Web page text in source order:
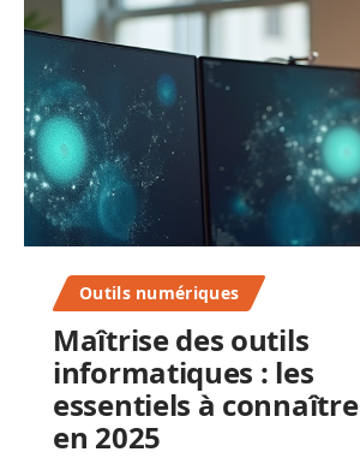
Outils numériques
Maîtrise des outils
informatiques : les
essentiels à connaître
en 2025